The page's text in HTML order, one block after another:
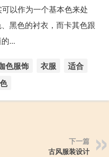
以作为一个基本色来处
黑色的衬衣，而卡其色跟
...
色服饰 衣服
适合
下一篇
古风服装设计